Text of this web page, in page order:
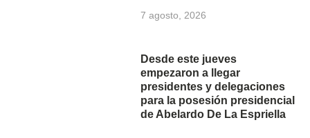
7 agosto, 2026
Desde este jueves
empezaron a llegar
presidentes y delegaciones
para la posesión presidencial
de Abelardo De La Espriella